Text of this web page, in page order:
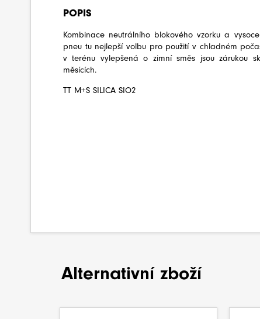
POPIS
Kombinace neutrálního blokového vzorku a
pneu tu nejlepší volbu pro použití v chladném
v terénu vylepšená o zimní směs jsou zárukou
měsících.
TT M+S SILICA SIO2
Alternativní zboží